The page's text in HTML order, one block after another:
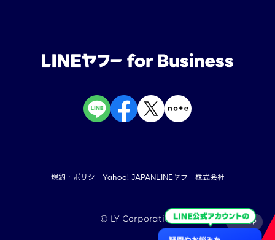
TOP
規約・ポリシーYahoo! JAPANLINEヤフー株式会社
©︎ LY Corporation